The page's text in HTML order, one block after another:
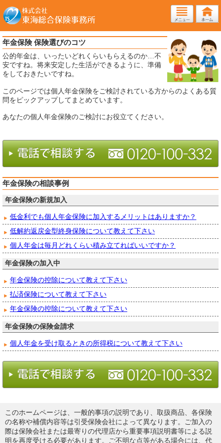
年金保険 保険選びのコツ
公的年金は、いったいどれくらいもらえるのか…不
安ですね。将来安定した生活ができるように、準備
をしておきたいですね。
このページでは個人年金保険をご検討されている方からのよくある質
問をピックアップしてまとめています。
あなたの個人年金保険のご検討にお役立てください。
年金保険の相談事例
年金保険の新規加入
低金利でも個人年金保険に加入するメリットはありますか？
低解約返戻金型終身保険について教えて下さい
個人年金は毎月どれくらい積み立てればいいですか？
年金保険の加入中
年金保険の控除について教えて下さい
払済保険について教えて下さい
年金保険の控除について教えて下さい
年金保険の保険金請求
個人年金を受け取るときの所得税について教えて下さい
このホームページは、一般的事項の説明であり、取扱商品、各保険
の名称や補償内容等は引受保険会社によって異なります。ご加入の
際は保険会社または最寄りの代理店から重要事項説明書等による説
明を再度受ける必要があります。ご不明な点等がある場合には、代